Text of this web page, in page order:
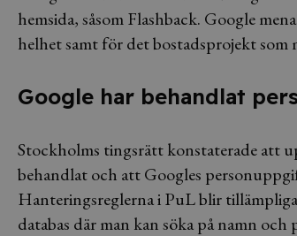
hemsida, såsom Flashback. Google
helhet samt för det bostadsprojekt som
Google har behandlat
Stockholms tingsrätt konstaterade att
behandlat och att Googles
Hanteringsreglerna i PuL blir
databas där man kan söka på namn